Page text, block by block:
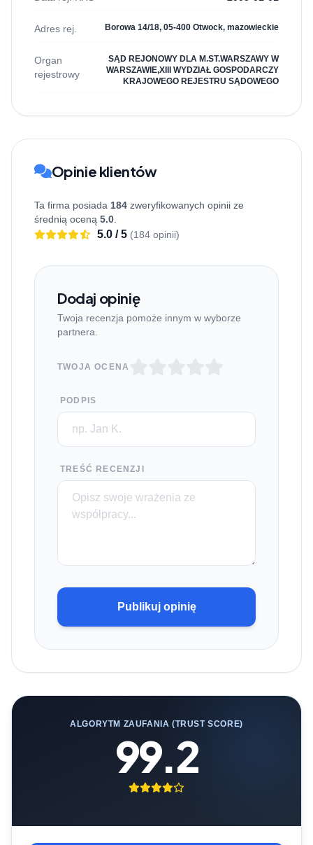
Adres rej. Borowa 14/18, 05-400 Otwock, mazowieckie
Organ
rejestrowy
SĄD REJONOWY DLA M.ST.WARSZAWY W
WARSZAWIE,XIII WYDZIAŁ GOSPODARCZY
KRAJOWEGO REJESTRU SĄDOWEGO
Opinie klientów
Ta firma posiada 184 zweryfikowanych opinii ze
średnią oceną 5.0
5.0 / 5 (184 opinii)
Dodaj opinię
Twoja recenzja pomoże innym w wyborze
partnera.
TWOJA OCENA
PODPIS
TREŚĆ RECENZJI
Publikuj opinię
ALGORYTM ZAUFANIA (TRUST SCORE)
99.2